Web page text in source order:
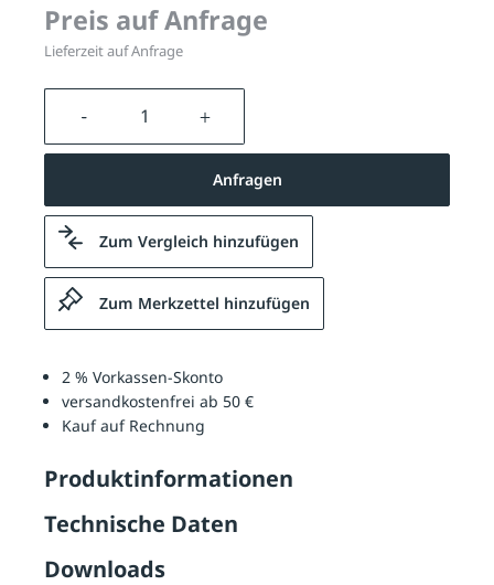
Preis auf Anfrage
Lieferzeit auf Anfrage
Produkt Anzahl: Gib den
Anfragen
Zum Vergleich hinzufügen
Zum Merkzettel hinzufügen
2 % Vorkassen-Skonto
versandkostenfrei ab 50 €
Kauf auf Rechnung
Produktinformationen
Technische Daten
Downloads